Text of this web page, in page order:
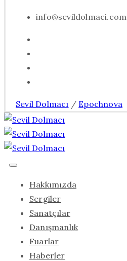
info@sevildolmaci.com
Sevil Dolmacı / Epochnova
Hakkımızda
Sergiler
Sanatçılar
Danışmanlık
Fuarlar
Haberler